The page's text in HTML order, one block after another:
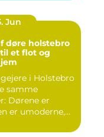
Jun
døre holstebro
et flot og
i Holstebro
samme
Dørene er
er umoderne,